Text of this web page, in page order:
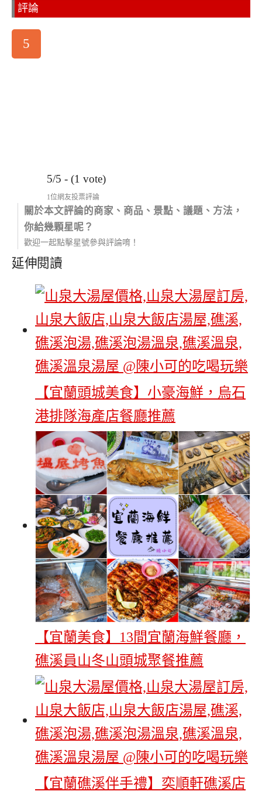
評論
5
5/5 - (1 vote)
1位網友投票評論
關於本文評論的商家、商品、景點、議題、方法，
你給幾顆星呢？
歡迎一起點擊星號參與評論唷！
延伸閱讀
【宜蘭頭城美食】小豪海鮮，烏石
港排隊海產店餐廳推薦
【宜蘭美食】13間宜蘭海鮮餐廳，
礁溪員山冬山頭城聚餐推薦
【宜蘭礁溪伴手禮】奕順軒礁溪店